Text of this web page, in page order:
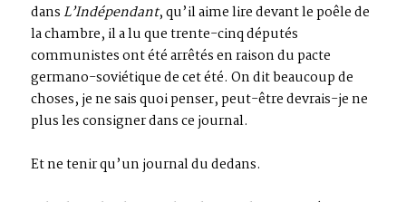
dansL’Indépendant, qu’il aime lire devant le poêle de
la chambre, il a lu que trente-cinq députés
communistes ont été arrêtés en raison du pacte
germano-soviétique de cet été. On dit beaucoup de
choses, je ne sais quoi penser, peut-être devrais-je ne
plus les consigner dans ce journal.
Et ne tenir qu’un journal du dedans.